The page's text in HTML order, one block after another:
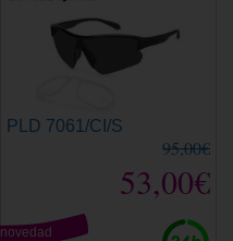
PLD 7061/CI/S
95,00€
53,00€
novedad